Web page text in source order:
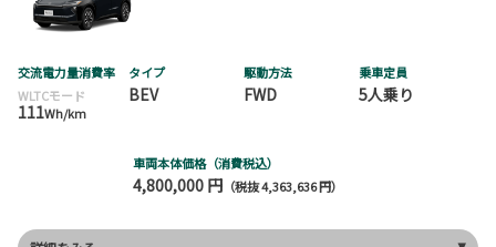
交流電力量消費率
WLTCモード
111Wh/km
タイプ
BEV
駆動方法
FWD
乗車定員
5人乗り
車両本体価格（消費税込）
4,800,000 円 （税抜 4,363,636 円）